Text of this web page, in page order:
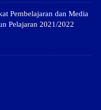
Pembelajaran dan Media
Pelajaran 2021/2022